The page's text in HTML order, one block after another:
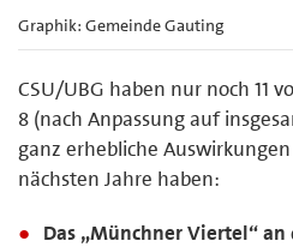
Graphik: Gemeinde Gauting
CSU/UBG haben nur noch 11
8 (nach Anpassung auf
ganz erhebliche
nächsten Jahre haben:
Das „Münchner Viertel“